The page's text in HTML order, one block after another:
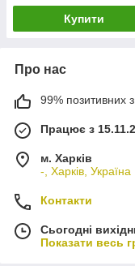
Купити
Про нас
99% позитивних з
Працює з
м. Харків
-, Харків, Україна
Контакти
Сьогодні
Показати весь